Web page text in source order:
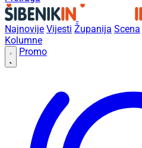
Najnovije Vijesti Županija Scena
Kolumne
Promo